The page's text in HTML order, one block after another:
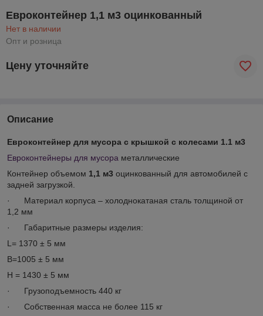
Евроконтейнер 1,1 м3 оцинкованный
Нет в наличии
Опт и розница
Цену уточняйте
Описание
Евроконтейнер для мусора с крышкой с колесами 1.1 м3
Евроконтейнеры для мусора металлические
Контейнер объемом 1,1 м3 оцинкованный для автомобилей с
задней загрузкой.
· Материал корпуса – холоднокатаная сталь толщиной от
1,2 мм
· Габаритные размеры изделия:
L= 1370 ± 5 мм
B=1005 ± 5 мм
H = 1430 ± 5 мм
· Грузоподъемность 440 кг
· Собственная масса не более 115 кг